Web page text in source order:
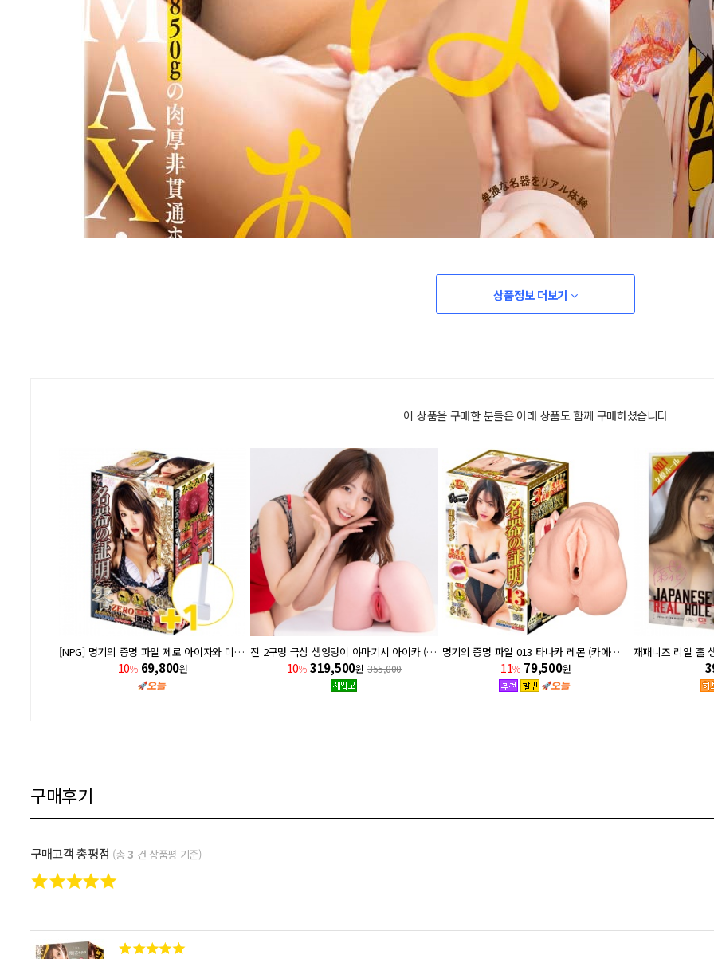
상품정보 더보기
이 상품을 구매한 분들은 아래 상품도 함께 구매하셨습니다
[NPG] 명기의 증명 파일 제로 아이자와 미나미(相沢みなみ) +건조용 드라이스틱 증정!
10% 69,800원
진 2구멍 극상 생엉덩이 야마기시 아이카 (투홀 극상생요)
10% 319,500원 355,000
명기의 증명 파일 013 타나카 레몬 (카에데 카렌) + 추가 사은품
11% 79,500원
구매후기
구매고객 총평점 (총3 건 상품평 기준)